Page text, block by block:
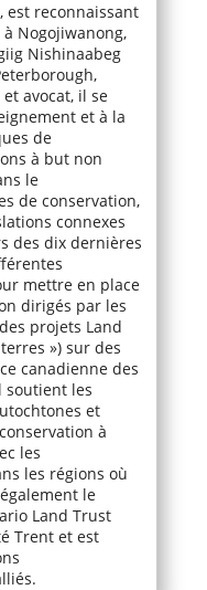
est reconnaissant
Nogojiwanong,
Nishinaabeg
avocat, il se
et à la
de
à but non
le
de conservation,
connexes
des dix dernières
mettre en place
dirigés par les
projets Land
») sur des
canadienne des
soutient les
et
à
les
les régions où
le
Land Trust
Trent et est